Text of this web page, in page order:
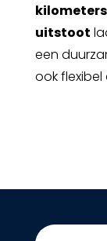
kilometers
uitstoot
een
ook